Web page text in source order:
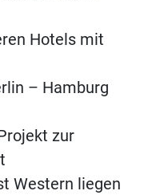
Hotels mit
– Hamburg
zur
Western liegen